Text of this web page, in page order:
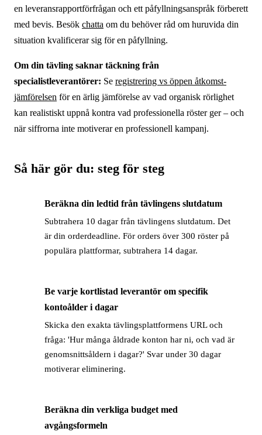
en leveransrapportförfrågan och ett påfyllningsanspråk förberett
med bevis. Besök chatta om du behöver råd om huruvida din
situation kvalificerar sig för en påfyllning.
Om din tävling saknar täckning från
specialistleverantörer: Se registrering vs öppen åtkomst-
jämförelsen för en ärlig jämförelse av vad organisk rörlighet
kan realistiskt uppnå kontra vad professionella röster ger – och
när siffrorna inte motiverar en professionell kampanj.
Så här gör du: steg för steg
Beräkna din ledtid från tävlingens slutdatum
Subtrahera 10 dagar från tävlingens slutdatum. Det
är din orderdeadline. För orders över 300 röster på
populära plattformar, subtrahera 14 dagar.
Be varje kortlistad leverantör om specifik
kontoålder i dagar
Skicka den exakta tävlingsplattformens URL och
fråga: 'Hur många åldrade konton har ni, och vad är
genomsnittsåldern i dagar?' Svar under 30 dagar
motiverar eliminering.
Beräkna din verkliga budget med
avgångsformeln